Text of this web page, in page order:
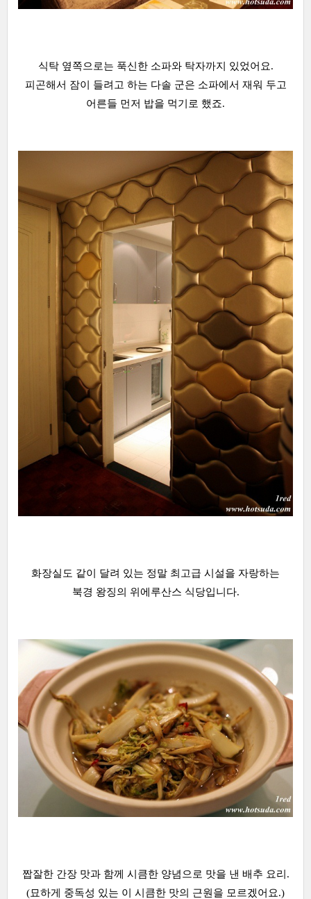
식탁 옆쪽으로는 푹신한 소파와 탁자까지 있었어요.
피곤해서 잠이 들려고 하는 다솔 군은 소파에서 재워 두고
어른들 먼저 밥을 먹기로 했죠.
화장실도 같이 달려 있는 정말 최고급 시설을 자랑하는
북경 왕징의 위에루산스 식당입니다.
짭잘한 간장 맛과 함께 시큼한 양념으로 맛을 낸 배추 요리.
(묘하게 중독성 있는 이 시큼한 맛의 근원을 모르겠어요.)